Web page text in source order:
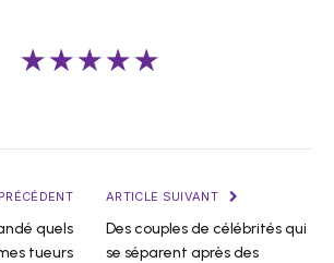
★★★★★
quels
tueurs
ARTICLE SUIVANT
Des couples de célébrités qui
se séparent après des